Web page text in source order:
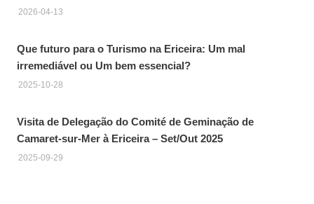
2026-04-13
Que futuro para o Turismo na Ericeira: Um mal
irremediável ou Um bem essencial?
2025-10-28
Visita de Delegação do Comité de Geminação de
Camaret-sur-Mer à Ericeira – Set/Out 2025
2025-09-29